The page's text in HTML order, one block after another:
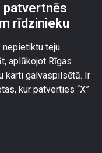
patvertnēs
rīdzinieku
nepietiktu teju
aplūkojot Rīgas
karti galvaspilsētā. Ir
kur patverties “X”